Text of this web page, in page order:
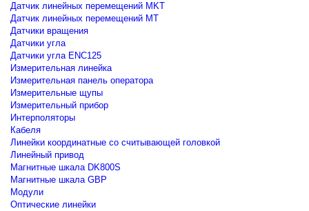
Датчик линейных перемещений MKT
Датчик линейных перемещений MT
Датчики вращения
Датчики угла
Датчики угла ENC125
Измерительная линейка
Измерительная панель оператора
Измерительные щупы
Измерительный прибор
Интерполяторы
Кабеля
Линейки координатные со считывающей головкой
Линейный привод
Магнитные шкала DK800S
Магнитные шкала GBP
Модули
Оптические линейки